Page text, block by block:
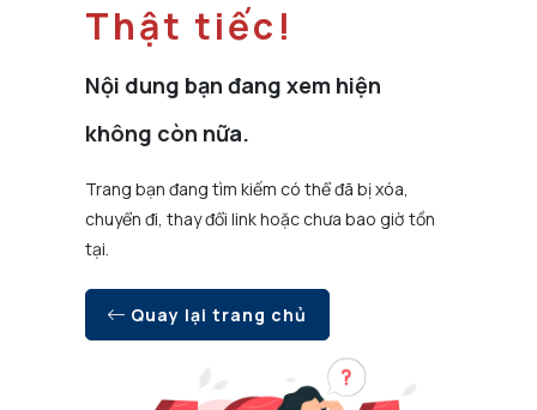
Thật tiếc!
Nội dung bạn đang xem hiện
không còn nữa.
Trang bạn đang tìm kiếm có thể đã bị xóa,
chuyển đi, thay đổi link hoặc chưa bao giờ tồn
tại.
Quay lại trang chủ